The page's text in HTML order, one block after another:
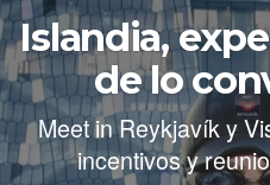
Islandia,
de lo
Meet in Reykjavík y
incentivos y